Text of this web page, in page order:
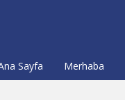
Sayfa Merhaba